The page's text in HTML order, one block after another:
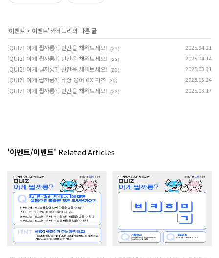
'이벤트 > 이벤트' 카테고리의 다른 글
[QUIZ! 이게 뭘까룡?] 빈칸을 채워보세요! (21) 2025.04.21
[QUIZ! 이게 뭘까룡?] 빈칸을 채워보세요! (23) 2025.04.14
[QUIZ! 이게 뭘까룡?] 빈칸을 채워보세요! (23) 2025.03.31
[QUIZ! 이게 뭘까룡?] 해양 용어 OX 퀴즈 (30) 2025.03.24
[QUIZ! 이게 뭘까룡?] 빈칸을 채워보세요! (23) 2025.03.17
'이벤트/이벤트' Related Articles